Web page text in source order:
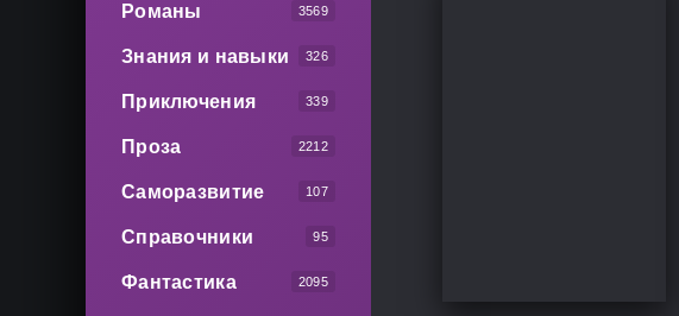
Романы 3569
Знания и навыки 326
Приключения 339
Проза 2212
Саморазвитие 107
Справочники 95
Фантастика 2095